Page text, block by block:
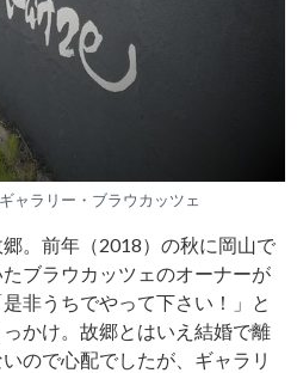
ャラリー・ブラウカッツェ
。前年（2018）の秋に岡山で
ブラウカッツェのオーナーが
非うちでやって下さい！」と
かけ。故郷とはいえ結婚で離
ので心配でしたが、ギャラリ